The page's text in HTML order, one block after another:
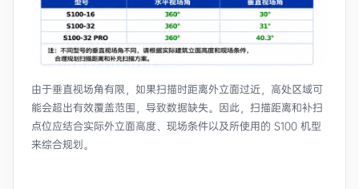
由于垂直视场角有限，如果扫描时距离外立面过近，高处区域可
能会超出有效覆盖范围，导致数据缺失。因此，扫描距离和补扫
点位应结合实际外立面高度、现场条件以及所使用的 S100 机型
来综合规划。